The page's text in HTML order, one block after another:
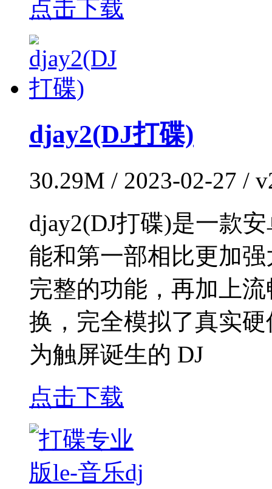
点击下载
djay2(DJ打碟)
30.29M / 2023-02-27 /
djay2(DJ打碟)是一款
能和第一部相比更加
完整的功能，再加上
换，完全模拟了真实
为触屏诞生的 DJ
点击下载